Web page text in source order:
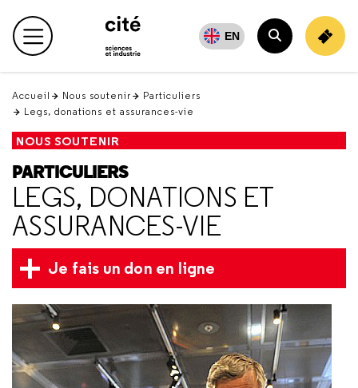
en
haut Menu principal EN
Rechercher
Accueil Nous soutenir
Particuliers
Legs, donations et assurances-vie
NOUS SOUTENIR
PARTICULIERS
LEGS, DONATIONS ET
ASSURANCES-VIE
Je fais un don en ligne